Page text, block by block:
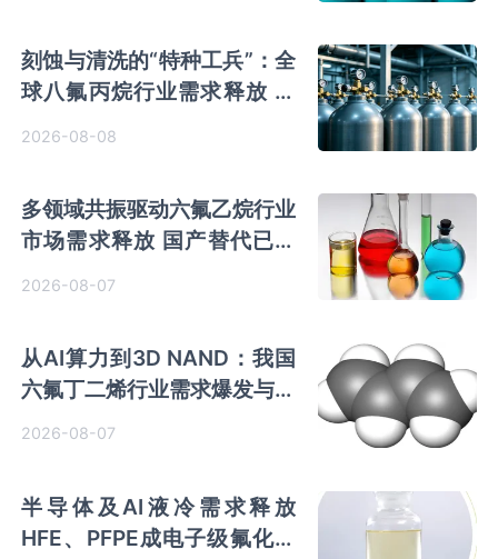
刻蚀与清洗的“特种工兵”：全
球八氟丙烷行业需求释放 国
2026-08-08
多领域共振驱动六氟乙烷行业
市场需求释放 国产替代已基
2026-08-07
从AI算力到3D NAND：我国
六氟丁二烯行业需求爆发与国
2026-08-07
半导体及AI液冷需求释放
HFE、PFPE成电子级氟化液